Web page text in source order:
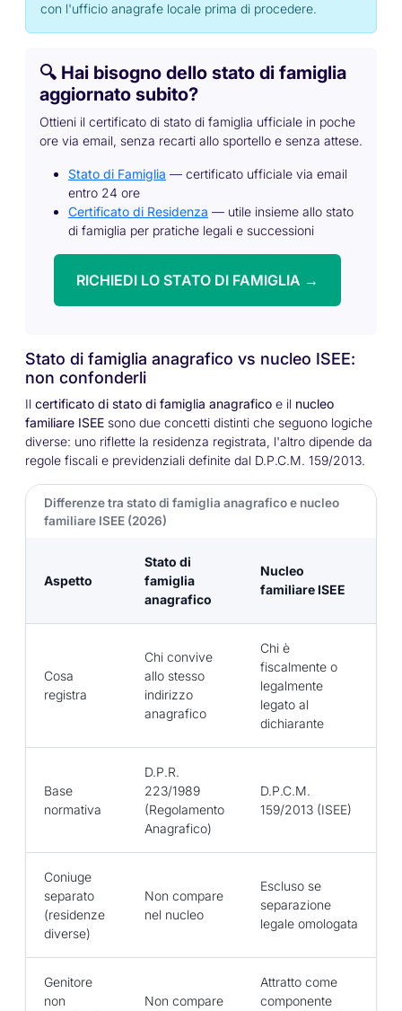
con l'ufficio anagrafe locale prima di procedere.
🔍 Hai bisogno dello stato di famiglia
aggiornato subito?
Ottieni il certificato di stato di famiglia ufficiale in poche
ore via email, senza recarti allo sportello e senza attese.
Stato di Famiglia — certificato ufficiale via email
entro 24 ore
Certificato di Residenza — utile insieme allo stato
di famiglia per pratiche legali e successioni
RICHIEDI LO STATO DI FAMIGLIA →
Stato di famiglia anagrafico vs nucleo ISEE:
non confonderli
Il certificato di stato di famiglia anagrafico e il nucleo
familiare ISEE sono due concetti distinti che seguono logiche
diverse: uno riflette la residenza registrata, l'altro dipende da
regole fiscali e previdenziali definite dal D.P.C.M. 159/2013.
Differenze tra stato di famiglia anagrafico e nucleo
familiare ISEE (2026)
Aspetto
Stato di
famiglia
anagrafico
Nucleo
familiare ISEE
Cosa
registra
Chi convive
allo stesso
indirizzo
anagrafico
Chi è
fiscalmente o
legalmente
legato al
dichiarante
Base
normativa
D.P.R.
223/1989
(Regolamento
Anagrafico)
D.P.C.M.
159/2013 (ISEE)
Coniuge
separato
(residenze
diverse)
Non compare
nel nucleo
Escluso se
separazione
legale omologata
Genitore
non
Non compare
Attratto come
componente